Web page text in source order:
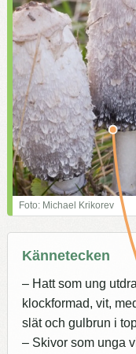
Foto: Michael Krikorev
Kännetecken
– Hatt som ung
klockformad, vit,
slät och gulbrun i
– Skivor som unga